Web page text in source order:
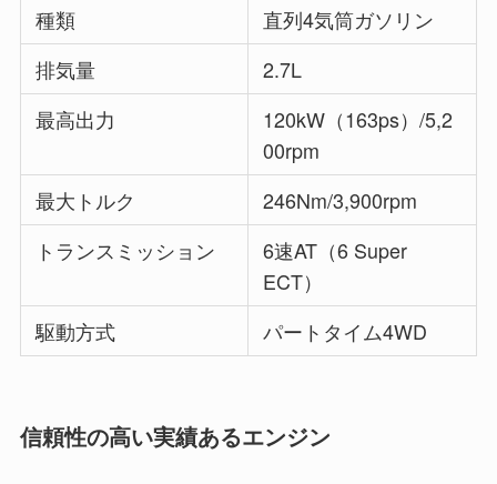
種類
直列4気筒ガソリン
排気量
2.7L
最高出力
120kW（163ps）/5,2
00rpm
最大トルク
246Nm/3,900rpm
トランスミッション
6速AT（6 Super
ECT）
駆動方式
パートタイム4WD
信頼性の高い実績あるエンジン